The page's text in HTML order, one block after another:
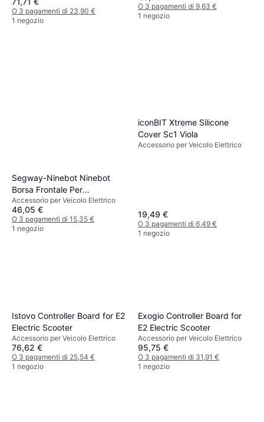
O 3 pagamenti di 23,90 €
1 negozio
O 3 pagamenti di 9,63 €
1 negozio
Segway-Ninebot Ninebot
Borsa Frontale Per
Monopattino Elettrico
Accessorio per Veicolo Elettrico
46,05 €
O 3 pagamenti di 15,35 €
1 negozio
iconBIT Xtreme Silicone
Cover Sc1 Viola
Accessorio per Veicolo Elettrico
19,49 €
O 3 pagamenti di 6,49 €
1 negozio
Istovo Controller Board for E2
Electric Scooter
Accessorio per Veicolo Elettrico
76,62 €
O 3 pagamenti di 25,54 €
1 negozio
Exogio Controller Board for
E2 Electric Scooter
Accessorio per Veicolo Elettrico
95,75 €
O 3 pagamenti di 31,91 €
1 negozio